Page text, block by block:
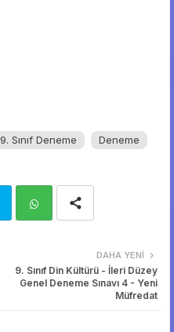
9. Sınıf Deneme
Deneme
ats
DAHA YENI
9. Sınıf Din Kültürü - İleri Düzey
Genel Deneme Sınavı 4 - Yeni
Müfredat